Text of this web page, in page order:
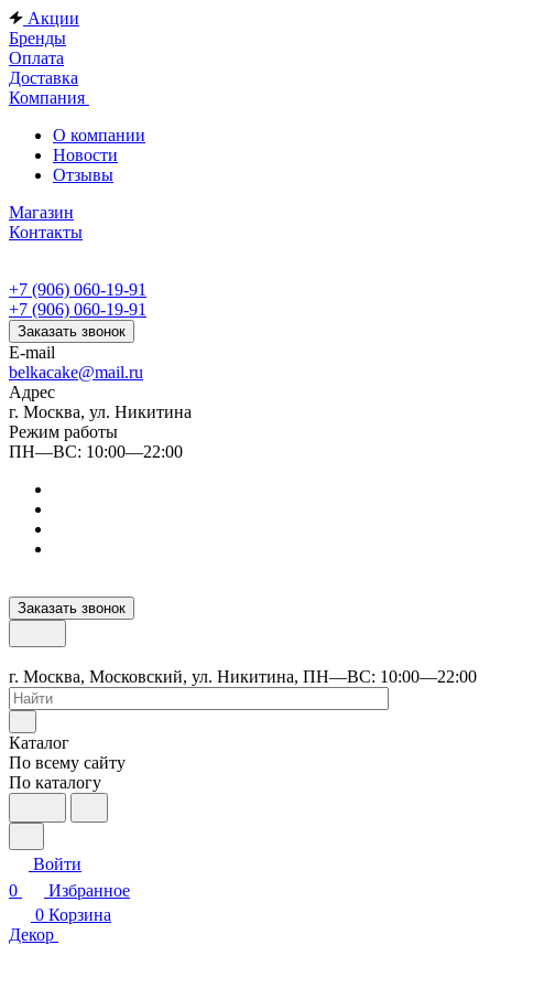
Акции
Бренды
Оплата
Доставка
Компания
О компании
Новости
Отзывы
Магазин
Контакты
+7 (906) 060-19-91
+7 (906) 060-19-91
Заказать звонок
E-mail
belkacake@mail.ru
Адрес
г. Москва, ул. Никитина
Режим работы
ПН—ВС: 10:00—22:00
Заказать звонок
г. Москва, Московский, ул. Никитина, ПН—ВС: 10:00—22:00
Каталог
По всему сайту
По каталогу
Войти
0
Избранное
0 Корзина
Декор